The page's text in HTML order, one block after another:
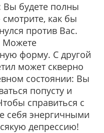
Вы будете полны
как бы
против Вас.
Можете
форму. С другой
может скверно
состоянии: Вы
попусту и
справиться с
себя энергичными
депрессию!